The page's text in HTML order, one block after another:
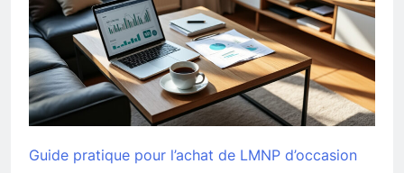
Guide pratique pour l’achat de LMNP d’occasion